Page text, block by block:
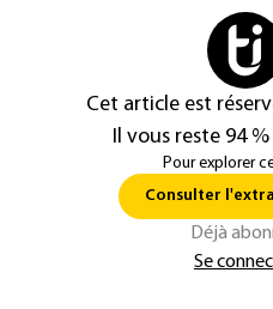
Cet article est
Il vous reste 94
Pour explorer
Consulter
Déjà
Se